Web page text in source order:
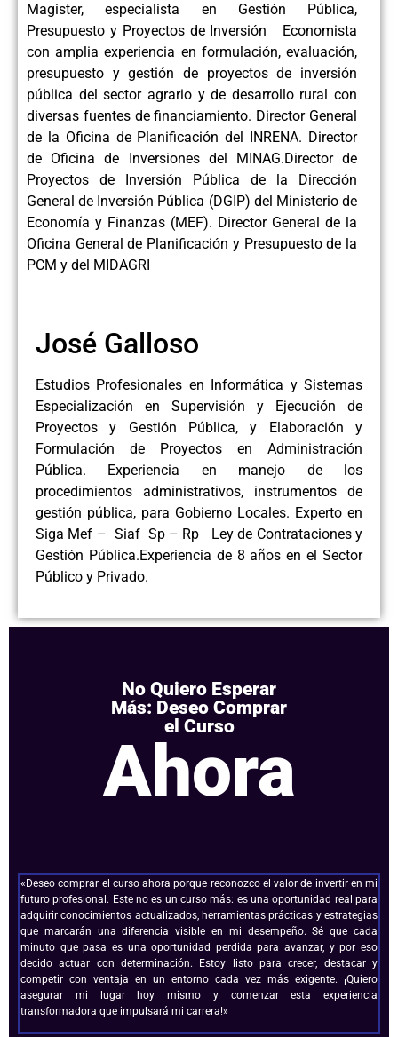
Magister, especialista en Gestión Pública,
Presupuesto y Proyectos de Inversión Economista
con amplia experiencia en formulación, evaluación,
presupuesto y gestión de proyectos de inversión
pública del sector agrario y de desarrollo rural con
diversas fuentes de financiamiento. Director General
de la Oficina de Planificación del INRENA. Director
de Oficina de Inversiones del MINAG.Director de
Proyectos de Inversión Pública de la Dirección
General de Inversión Pública (DGIP) del Ministerio de
Economía y Finanzas (MEF). Director General de la
Oficina General de Planificación y Presupuesto de la
PCM y del MIDAGRI
José Galloso
Estudios Profesionales en Informática y Sistemas
Especialización en Supervisión y Ejecución de
Proyectos y Gestión Pública, y Elaboración y
Formulación de Proyectos en Administración
Pública. Experiencia en manejo de los
procedimientos administrativos, instrumentos de
gestión pública, para Gobierno Locales. Experto en
Siga Mef – Siaf Sp – Rp Ley de Contrataciones y
Gestión Pública.Experiencia de 8 años en el Sector
Público y Privado.
No Quiero Esperar
Más: Deseo Comprar
el Curso
Ahora
«Deseo comprar el curso ahora porque reconozco el valor de invertir en mi
futuro profesional. Este no es un curso más: es una oportunidad real para
adquirir conocimientos actualizados, herramientas prácticas y estrategias
que marcarán una diferencia visible en mi desempeño. Sé que cada
minuto que pasa es una oportunidad perdida para avanzar, y por eso
decido actuar con determinación. Estoy listo para crecer, destacar y
competir con ventaja en un entorno cada vez más exigente. ¡Quiero
asegurar mi lugar hoy mismo y comenzar esta experiencia
transformadora que impulsará mi carrera!»